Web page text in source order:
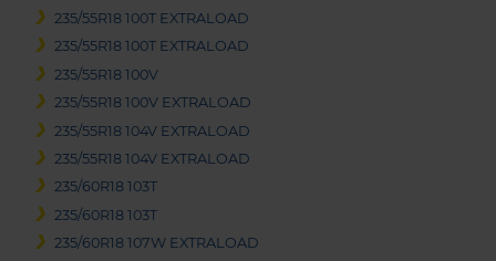
235/55R18 100T EXTRALOAD
235/55R18 100T EXTRALOAD
235/55R18 100V
235/55R18 100V EXTRALOAD
235/55R18 104V EXTRALOAD
235/55R18 104V EXTRALOAD
235/60R18 103T
235/60R18 103T
235/60R18 107W EXTRALOAD